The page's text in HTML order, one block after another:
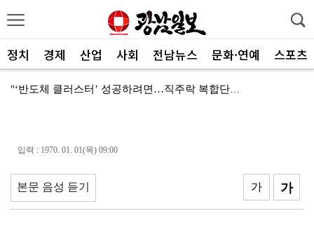
정치 경제 산업 사회 전남뉴스 문화·연예 스포츠
"‘반도체 클러스터’ 성공하려면…직주락 복합단지 구축"
폭염에 멈춘 무안공항 참사 재수색 10일 재개
입력 : 1970. 01. 01(목) 09:00
본문 음성 듣기 가
가